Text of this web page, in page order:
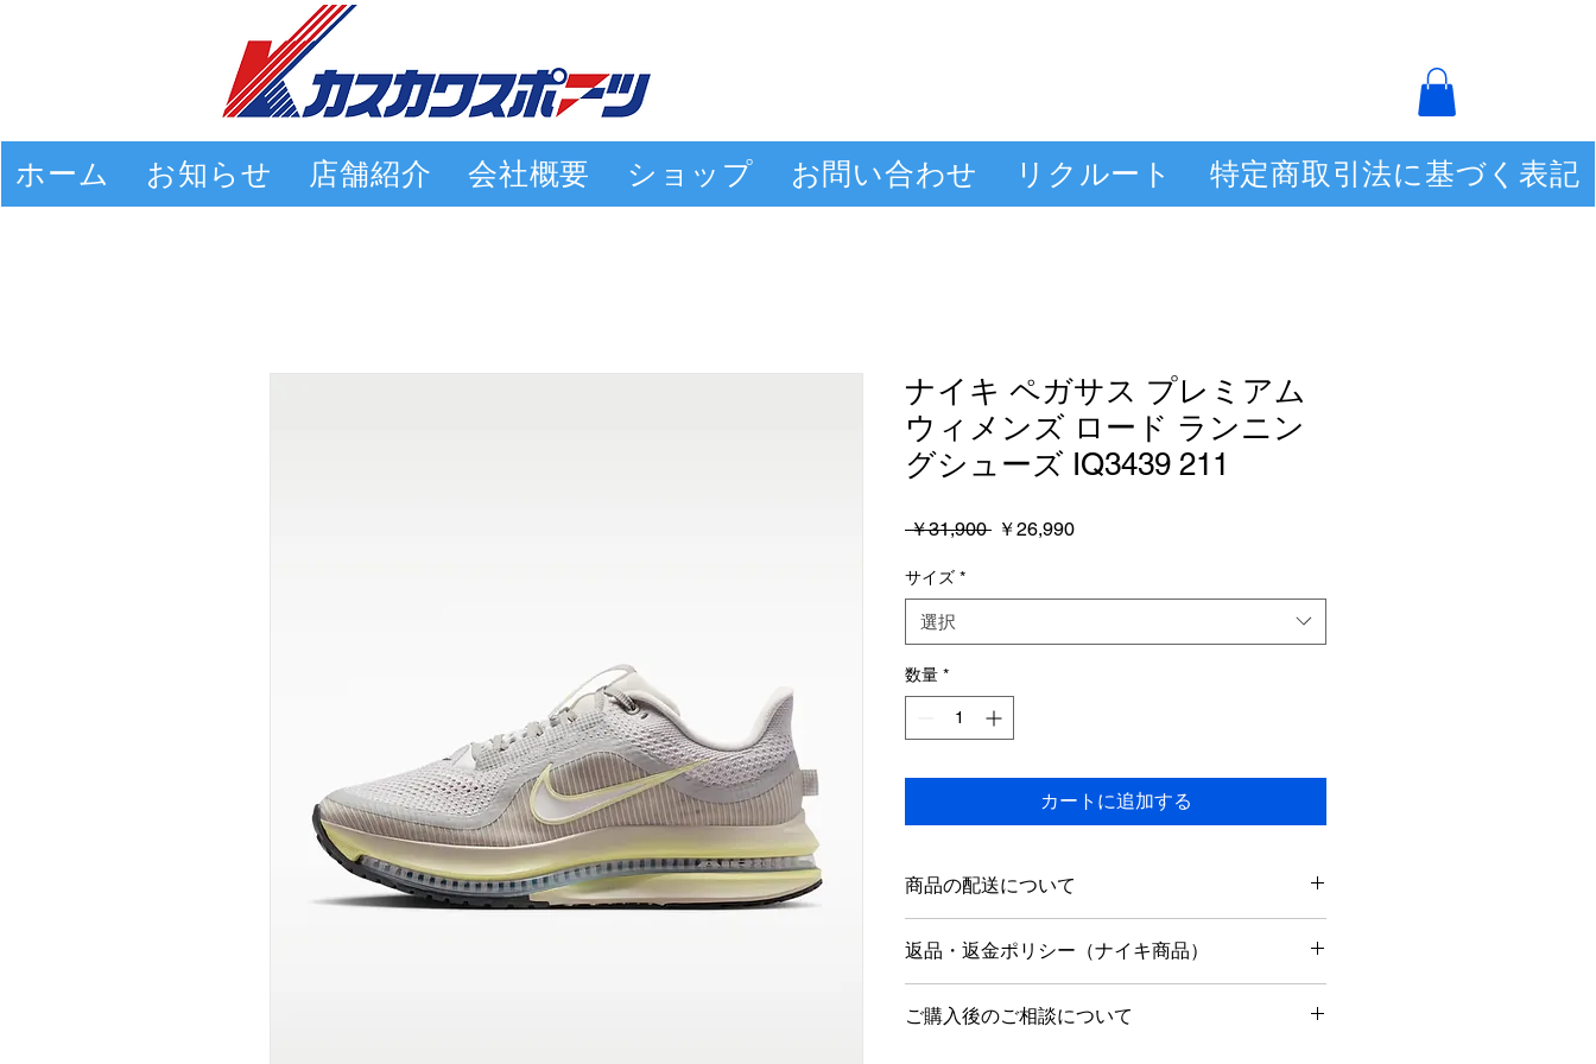
ホーム お知らせ 店舗紹介 会社概要 ショップ お問い合わせ リクルート 特定商取引法に基づく表記
ナイキ ペガサス プレミアム
ウィメンズ ロード ランニン
グシューズ IQ3439 211
￥31,900 通
格
￥26,990セ
価
サイズ *
選択
数量 *
カートに追加する
商品の配送について
海外発送は行っておりません。
返品・返金ポリシー（ナイキ商品）
ただし新品未使用品で箱・タグなど揃った状態に限りま
ご購入後のご相談について